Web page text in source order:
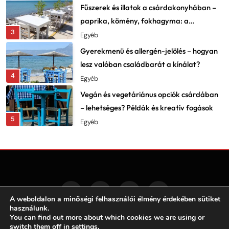
3
Fűszerek és illatok a csárdakonyhában –
paprika, kömény, fokhagyma: a
karakter lelke
Egyéb
4
Gyerekmenü és allergén-jelölés – hogyan
lesz valóban családbarát a kínálat?
Egyéb
5
Vegán és vegetáriánus opciók csárdában
– lehetséges? Példák és kreatív fogások
Egyéb
éves programnaptár és élményajánló
7
Vadételek a csárdákban – szarvas,
vaddisznó, fácán: beszerzés és elkészítés
Csárda a filmben és irodalomban –
Hegyicsárda 2026.Developed By
A weboldalon a minőségi felhasználói élmény érdekében sütiket
használunk.
You can find out more about which cookies we are using or
switch them off in settings.